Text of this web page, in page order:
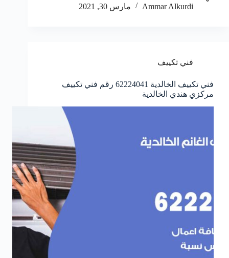
Ammar Alkurdi
مارس 30, 2021
فني تكييف
فني تكييف الخالدية 62224041 رقم فني تكييف
مركزي هندي الخالدية